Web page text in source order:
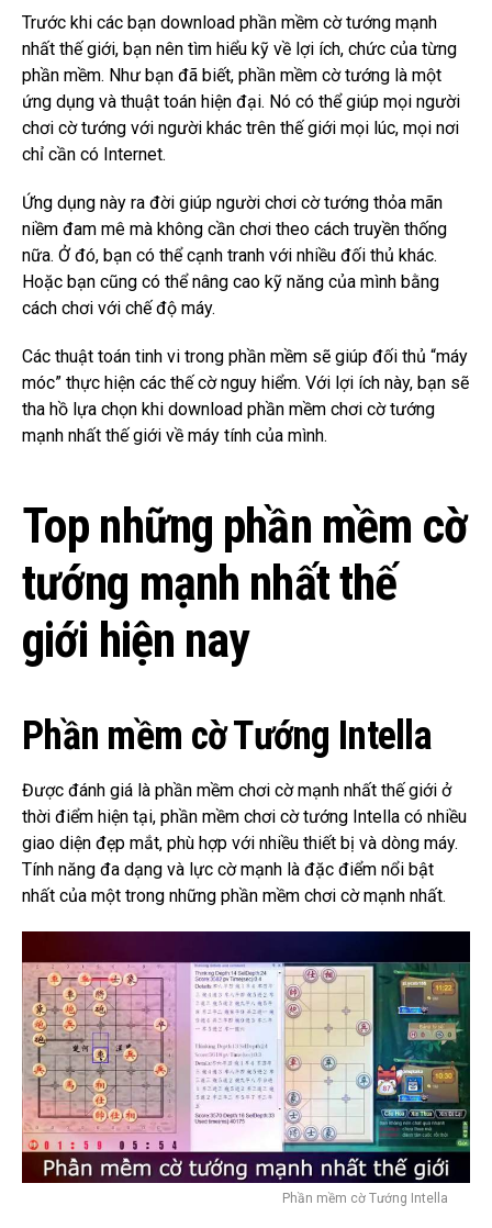
Trước khi các bạn download phần mềm cờ tướng mạnh
nhất thế giới, bạn nên tìm hiểu kỹ về lợi ích, chức của từng
phần mềm. Như bạn đã biết, phần mềm cờ tướng là một
ứng dụng và thuật toán hiện đại. Nó có thể giúp mọi người
chơi cờ tướng với người khác trên thế giới mọi lúc, mọi nơi
chỉ cần có Internet.
Ứng dụng này ra đời giúp người chơi cờ tướng thỏa mãn
niềm đam mê mà không cần chơi theo cách truyền thống
nữa. Ở đó, bạn có thể cạnh tranh với nhiều đối thủ khác.
Hoặc bạn cũng có thể nâng cao kỹ năng của mình bằng
cách chơi với chế độ máy.
Các thuật toán tinh vi trong phần mềm sẽ giúp đối thủ “máy
móc” thực hiện các thế cờ nguy hiểm. Với lợi ích này, bạn sẽ
tha hồ lựa chọn khi download phần mềm chơi cờ tướng
mạnh nhất thế giới về máy tính của mình.
Top những phần mềm cờ
tướng mạnh nhất thế
giới hiện nay
Phần mềm cờ Tướng Intella
Được đánh giá là phần mềm chơi cờ mạnh nhất thế giới ở
thời điểm hiện tại, phần mềm chơi cờ tướng Intella có nhiều
giao diện đẹp mắt, phù hợp với nhiều thiết bị và dòng máy.
Tính năng đa dạng và lực cờ mạnh là đặc điểm nổi bật
nhất của một trong những phần mềm chơi cờ mạnh nhất.
Phần mềm cờ Tướng Intella